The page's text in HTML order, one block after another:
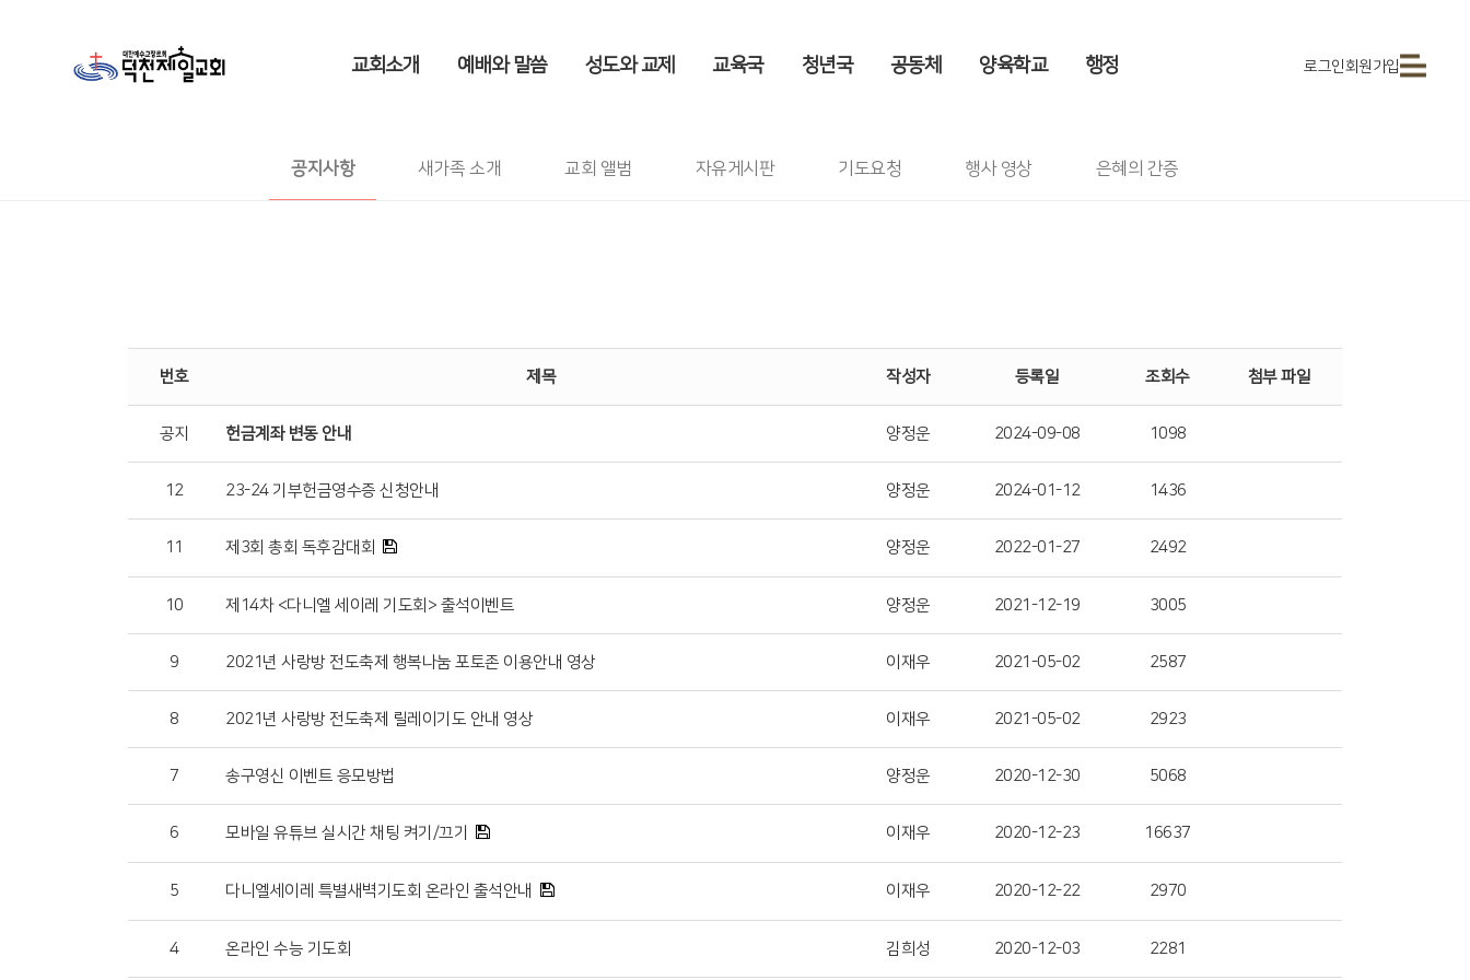
교회소개 예배와 말씀 성도와 교제 교육국 청년국 공동체 양육학교 행정 로그인회원가입
공지사항 새가족 소개 교회 앨범 자유게시판 기도요청 행사 영상 은혜의 간증
번호 제목 작성자 등록일 조회수 첨부 파일
공지 헌금계좌 변동 안내 양정운 2024-09-08 1098
12 23-24 기부헌금영수증 신청안내 양정운 2024-01-12 1436
11 제3회 총회 독후감대회 양정운 2022-01-27 2492
10 제14차 <다니엘 세이레 기도회> 출석이벤트 양정운 2021-12-19 3005
9 2021년 사랑방 전도축제 행복나눔 포토존 이용안내 영상 이재우 2021-05-02 2587
8 2021년 사랑방 전도축제 릴레이기도 안내 영상 이재우 2021-05-02 2923
7 송구영신 이벤트 응모방법 양정운 2020-12-30 5068
6 모바일 유튜브 실시간 채팅 켜기/끄기 이재우 2020-12-23 16637
5 다니엘세이레 특별새벽기도회 온라인 출석안내 이재우 2020-12-22 2970
4 온라인 수능 기도회 김희성 2020-12-03 2281